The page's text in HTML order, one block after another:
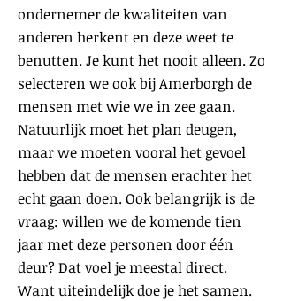
ondernemer de kwaliteiten van
anderen herkent en deze weet te
benutten. Je kunt het nooit alleen. Zo
selecteren we ook bij Amerborgh de
mensen met wie we in zee gaan.
Natuurlijk moet het plan deugen,
maar we moeten vooral het gevoel
hebben dat de mensen erachter het
echt gaan doen. Ook belangrijk is de
vraag: willen we de komende tien
jaar met deze personen door één
deur? Dat voel je meestal direct.
Want uiteindelijk doe je het samen.